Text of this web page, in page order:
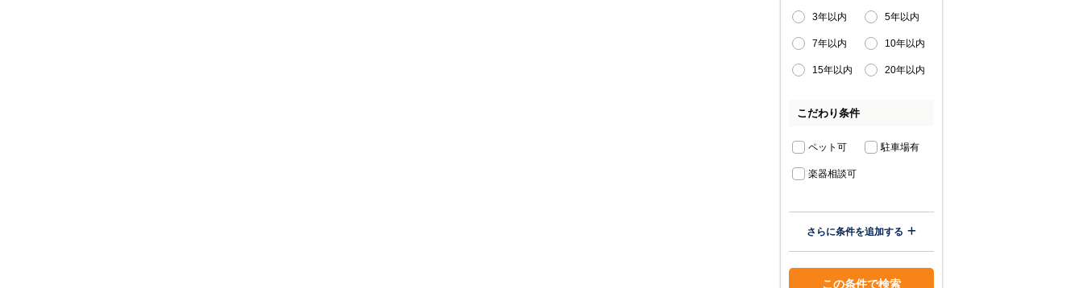
3年以内 5年以内
7年以内 10年以内
15年以内 20年以内
こだわり条件
ペット可 駐車場有
楽器相談可
さらに条件を追加する